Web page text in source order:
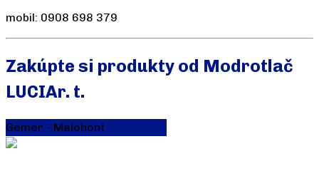
mobil: 0908 698 379
Zakúpte si produkty od Modrotlač
LUCIAr. t.
Gemer - Malohont